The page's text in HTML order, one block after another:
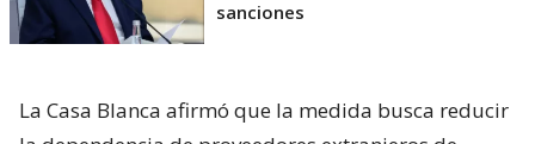
sanciones
La Casa Blanca afirmó que la medida busca reducir